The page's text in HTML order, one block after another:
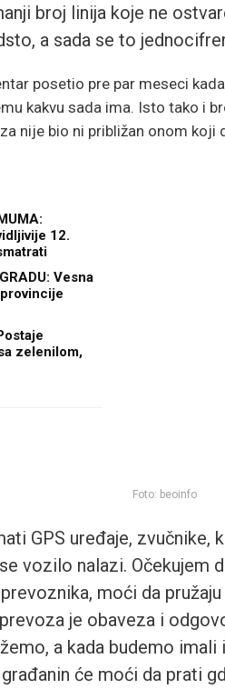
broj linija koje ne
a sada se to
posetio pre par meseci
kakvu sada ima. Isto tako i
nije bio ni približan onom koji
12.
Vesna
zelenilom,
Foto: beoinfo
GPS uređaje, zvučnike,
vozilo nalazi. Očekujem
moći da
je obaveza i
a kada budemo
će moći da prati